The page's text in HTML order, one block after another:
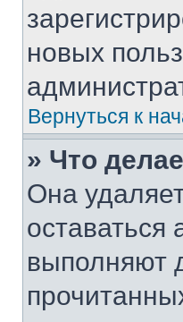
новых
Вернуться к
» Что
Она
выполняют